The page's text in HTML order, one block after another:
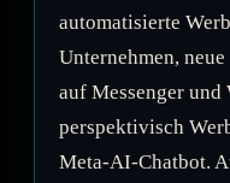
automatisierte
Unternehmen,
auf Messenger und
perspektivisch
Meta-AI-Chatbot.